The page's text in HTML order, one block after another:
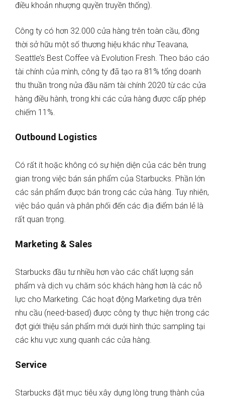
điều khoản nhượng quyền truyền thống).
Công ty có hơn 32.000 cửa hàng trên toàn cầu, đồng
thời sở hữu một số thương hiệu khác như Teavana,
Seattle’s Best Coffee và Evolution Fresh. Theo báo cáo
tài chính của mình, công ty đã tạo ra 81% tổng doanh
thu thuần trong nửa đầu năm tài chính 2020 từ các cửa
hàng điều hành, trong khi các cửa hàng được cấp phép
chiếm 11%.
Outbound Logistics
Có rất ít hoặc không có sự hiện diện của các bên trung
gian trong việc bán sản phẩm của Starbucks. Phần lớn
các sản phẩm được bán trong các cửa hàng. Tuy nhiên,
việc bảo quản và phân phối đến các địa điểm bán lẻ là
rất quan trọng.
Marketing & Sales
Starbucks đầu tư nhiều hơn vào các chất lượng sản
phẩm và dịch vụ chăm sóc khách hàng hơn là các nỗ
lực cho Marketing. Các hoạt động Marketing dựa trên
nhu cầu (need-based) được công ty thực hiện trong các
đợt giới thiệu sản phẩm mới dưới hình thức sampling tại
các khu vực xung quanh các cửa hàng.
Service
Starbucks đặt mục tiêu xây dựng lòng trung thành của